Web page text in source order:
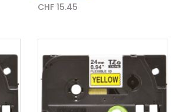
CHF 15.45